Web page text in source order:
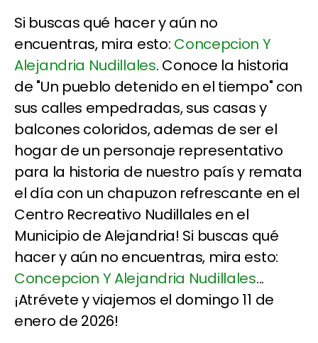
Si buscas qué hacer y aún no
encuentras, mira esto: Concepcion Y
Alejandria Nudillales. Conoce la historia
de "Un pueblo detenido en el tiempo" con
sus calles empedradas, sus casas y
balcones coloridos, ademas de ser el
hogar de un personaje representativo
para la historia de nuestro país y remata
el día con un chapuzon refrescante en el
Centro Recreativo Nudillales en el
Municipio de Alejandria! Si buscas qué
hacer y aún no encuentras, mira esto:
Concepcion Y Alejandria Nudillales...
¡Atrévete y viajemos el domingo 11 de
enero de 2026!